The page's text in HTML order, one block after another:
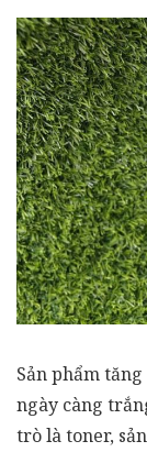
Sản phẩm
ngày càng
trò là toner,